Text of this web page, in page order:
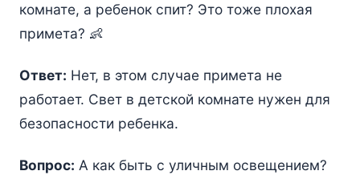
комнате, а ребенок спит? Это тоже плохая
примета? 👶
Ответ: Нет, в этом случае примета не
работает. Свет в детской комнате нужен для
безопасности ребенка.
Вопрос: А как быть с уличным освещением?